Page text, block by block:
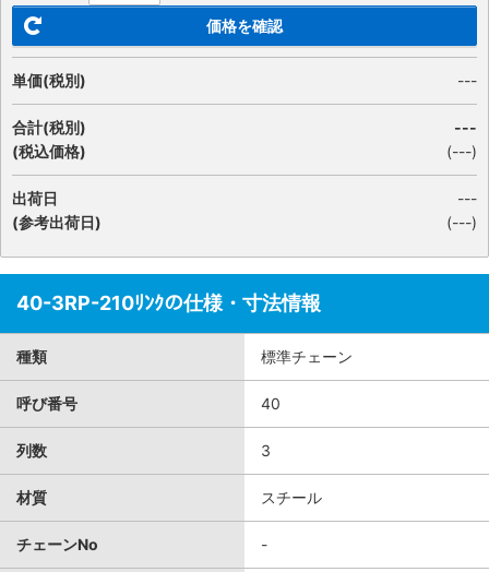
価格を確認
単価(税別) ---
合計(税別)
(税込価格)
---
(---)
出荷日
(参考出荷日)
---
(---)
40-3RP-210ﾘﾝｸの仕様・寸法情報
種類 標準チェーン
呼び番号 40
列数 3
材質 スチール
チェーンNo -